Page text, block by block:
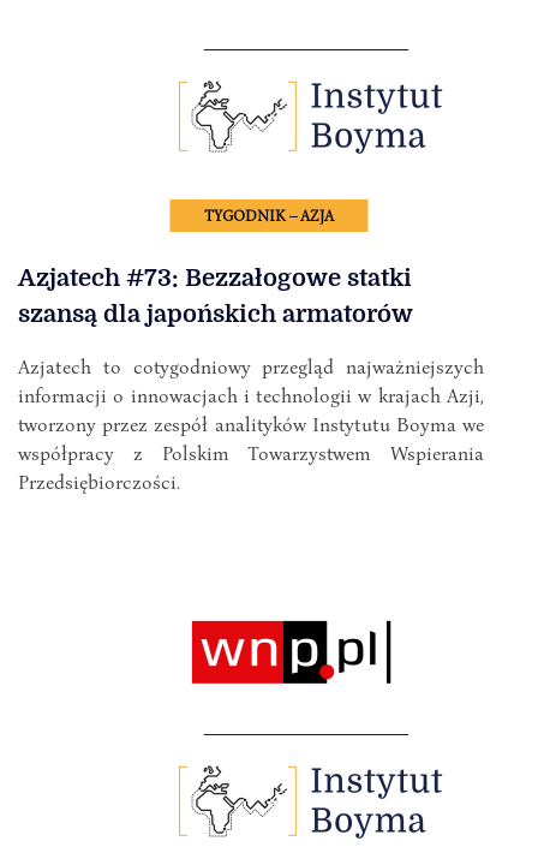
TYGODNIK – AZJA
Azjatech #73: Bezzałogowe statki
szansą dla japońskich armatorów
Azjatech to cotygodniowy przegląd najważniejszych
informacji o innowacjach i technologii w krajach Azji,
tworzony przez zespół analityków Instytutu Boyma we
współpracy z Polskim Towarzystwem Wspierania
Przedsiębiorczości.